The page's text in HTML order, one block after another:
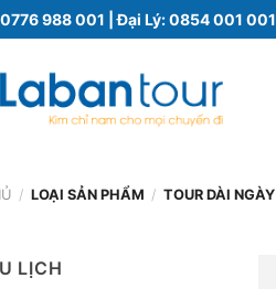
0776 988 001 | Đại Lý:0854 001 001
/ LOẠI SẢN PHẨM / TOUR DÀI NGÀY
LỊCH